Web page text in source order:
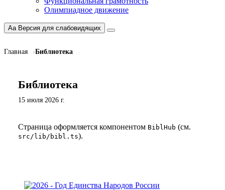
Олимпиадное движение
Aa Версия для слабовидящих
Главная Библиотека
Библиотека
15 июля 2026 г.
Страница оформляется компонентом BiblHub (см.
src/lib/bibl.ts).